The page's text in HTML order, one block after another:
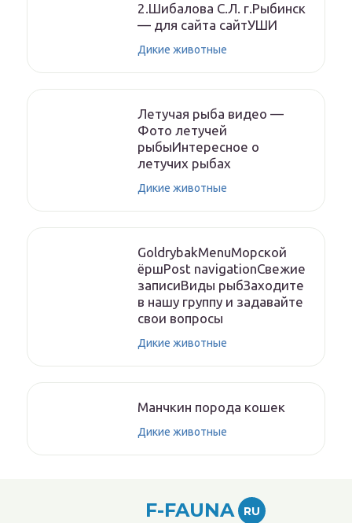
2.Шибалова С.Л. г.Рыбинск
— для сайта сайтУШИ
Дикие животные
Летучая рыба видео —
Фото летучей
рыбыИнтересное о
летучих рыбах
Дикие животные
GoldrybakMenuМорской
ёршPost navigationСвежие
записиВиды рыбЗаходите
в нашу группу и задавайте
свои вопросы
Дикие животные
Манчкин порода кошек
Дикие животные
F-FAUNA RU